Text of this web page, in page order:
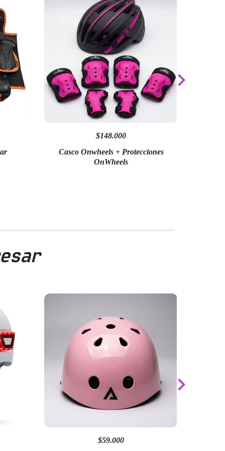
$148.000
Casco Onwheels + Protecciones
OnWheels
$59.000